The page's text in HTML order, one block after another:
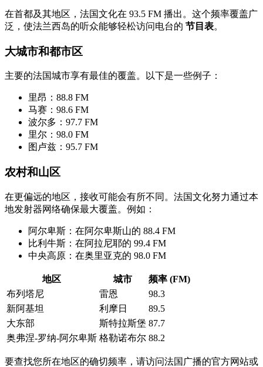
在首都及其地区，法国文化在 93.5 FM 播出。这个频率覆盖广
泛，使法兰西岛的听众能够轻松访问电台的 节目表。
大城市和都市区
主要的法国城市享有最佳的覆盖。以下是一些例子：
里昂：88.8 FM
马赛：98.6 FM
波尔多：97.7 FM
里尔：98.0 FM
图卢兹：95.7 FM
农村和山区
在更偏远的地区，接收可能会有所不同。法国文化努力通过本
地发射器网络确保最大覆盖。例如：
阿尔卑斯：在阿尔卑斯山的 88.4 FM
比利牛斯：在阿拉尼耶的 99.4 FM
中央高原：在奥里亚克的 98.0 FM
地区 城市
频率 (FM)
布列塔尼
雷恩
98.3
新阿基坦
利摩日
89.5
大东部
斯特拉斯堡 87.7
奥弗涅-罗纳-阿尔卑斯 格勒诺布尔 88.2
要查找您所在地区的确切频率，请访问法国广播的官方网站或